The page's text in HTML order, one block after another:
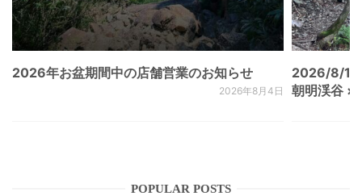
2026年お盆期間中の店舗営業のお知らせ
2026年8月4日
2026/8/
朝明渓谷 ×
POPULAR POSTS